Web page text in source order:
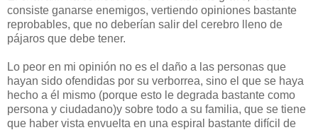
consiste ganarse enemigos, vertiendo opiniones bastante
reprobables, que no deberían salir del cerebro lleno de
pájaros que debe tener.
Lo peor en mi opinión no es el daño a las personas que
hayan sido ofendidas por su verborrea, sino el que se haya
hecho a él mismo (porque esto le degrada bastante como
persona y ciudadano)y sobre todo a su familia, que se tiene
que haber vista envuelta en una espiral bastante difícil de